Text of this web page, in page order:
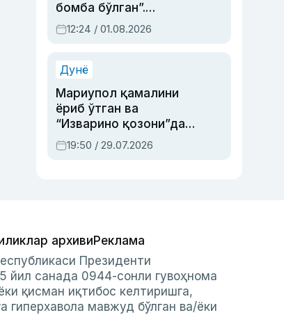
бомба бўлган”.
Абдулла Ориповни
сиёсий айбловлардан
12:24 / 01.08.2026
Дунё
Мариупол қамалини
ёриб ўтган ва
“Изварино қозони”дан
чиққан қаҳрамон —
Украина армияси бош
19:50 / 29.07.2026
архивиРеклама
Президенти
йил санада 0944-сонли гувоҳнома
қисман иқтибос келтиришга,
гиперхавола мавжуд бўлган ва/ёки